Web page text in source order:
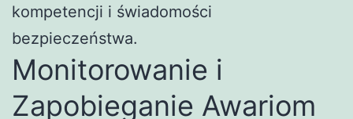
kompetencji i świadomości
bezpieczeństwa.
Monitorowanie i
Zapobieganie Awariom